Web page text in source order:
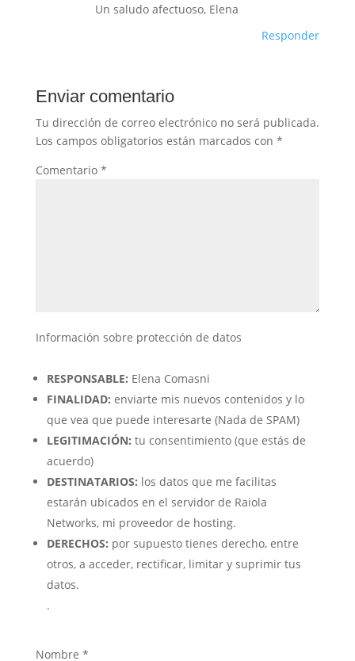
Un saludo afectuoso, Elena
Responder
Enviar comentario
Tu dirección de correo electrónico no será publicada.
Los campos obligatorios están marcados con *
Comentario *
Información sobre protección de datos
RESPONSABLE: Elena Comasni
FINALIDAD: enviarte mis nuevos contenidos y lo
que vea que puede interesarte (Nada de SPAM)
LEGITIMACIÓN: tu consentimiento (que estás de
acuerdo)
DESTINATARIOS: los datos que me facilitas
estarán ubicados en el servidor de Raiola
Networks, mi proveedor de hosting.
DERECHOS: por supuesto tienes derecho, entre
otros, a acceder, rectificar, limitar y suprimir tus
datos.
.
Nombre *